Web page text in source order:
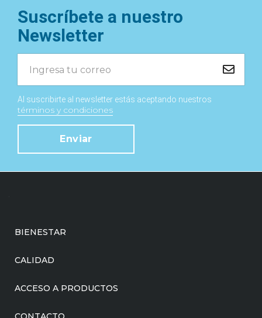
Suscríbete a nuestro
Newsletter
Al suscribirte al newsletter estás aceptando nuestros
términos y condiciones
Enviar
BIENESTAR
CALIDAD
ACCESO A PRODUCTOS